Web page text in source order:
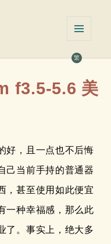
繁
挂件
f3.5-5.6 美
好，且一点也不后悔
己当前手持的普通器
，甚至使用如此便宜
一种幸福感，那么此
了。事实上，绝大多